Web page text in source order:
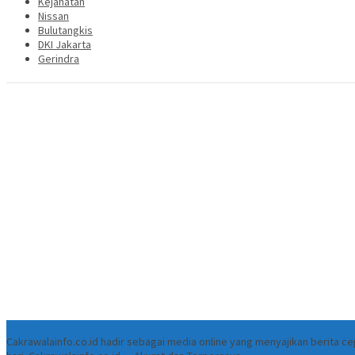
Nissan
Bulutangkis
DKI Jakarta
Gerindra
Cakrawalainfo.co.id hadir sebagai media online yang menyajikan berita